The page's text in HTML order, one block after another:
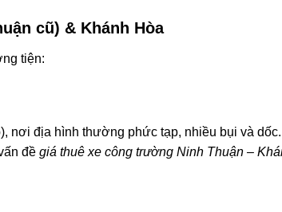
cũ) & Khánh Hòa
tiện:
nơi địa hình thường phức tạp, nhiều bụi và
đề giá thuê xe công trường Ninh Thuận –